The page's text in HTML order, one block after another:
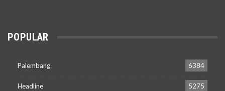
POPULAR
Palembang 6384
Headline 5275